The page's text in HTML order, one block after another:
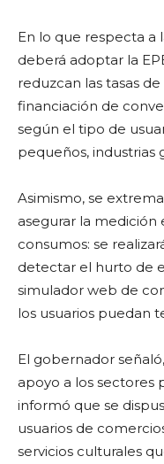
En lo que respecta a
deberá adoptar la
reduzcan las tasas
financiación de
según el tipo de
pequeños, industrias
Asimismo, se
asegurar la
consumos: se
detectar el hurto de
simulador web de
los usuarios puedan
El gobernador
apoyo a los sectores
informó que se
usuarios de
servicios culturales